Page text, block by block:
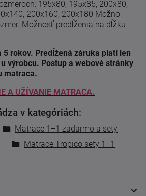
195x80, 195x85, 200x80,
200x160, 200x180 Možno
Možnosť predĺženia na dĺžku
5 rokov. Predĺžená záruka platí len
výrobcu. Postup a webové stránky
matraca.
A UŽÍVANIE MATRACA.
v kategóriách:
Matrace 1+1 zadarmo a sety
Matrace Tropico sety 1+1